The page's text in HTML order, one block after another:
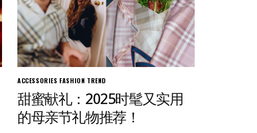
ACCESSORIES FASHION TREND
甜蜜献礼：2025时髦又实用
的母亲节礼物推荐！